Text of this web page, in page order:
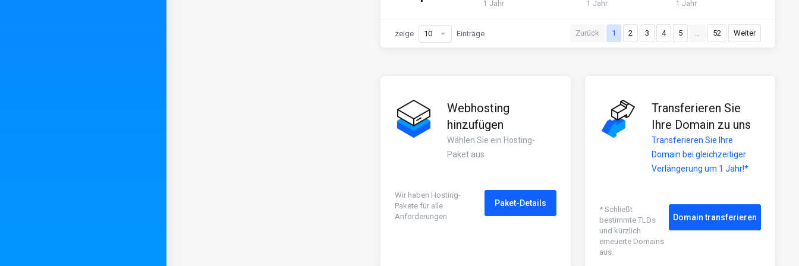
1 Jahr 1 Jahr 1 Jahr
Zurück 1 2 3 4 5 … 52 Weiter
zeige Einträge
Webhosting
hinzufügen
Wählen Sie ein Hosting-
Paket aus
Wir haben Hosting-
Pakete für alle
Anforderungen
Paket-Details
Transferieren Sie
Ihre Domain zu uns
Transferieren Sie Ihre
Domain bei gleichzeitiger
Verlängerung um 1 Jahr!*
* Schließt
bestimmte TLDs
und kürzlich
erneuerte Domains
aus.
Domain transferieren